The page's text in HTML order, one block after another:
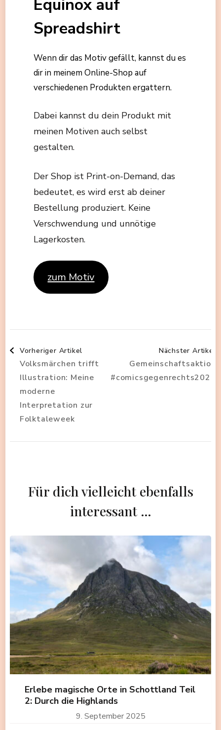
Equinox auf
Spreadshirt
Wenn dir das Motiv gefällt, kannst du es
dir in meinem Online-Shop auf
verschiedenen Produkten ergattern.
Dabei kannst du dein Produkt mit
meinen Motiven auch selbst
gestalten.
Der Shop ist Print-on-Demand, das
bedeutet, es wird erst ab deiner
Bestellung produziert. Keine
Verschwendung und unnötige
Lagerkosten.
zum Motiv
Beitragsnavigation
Vorheriger Artikel
Volksmärchen trifft
Illustration: Meine
moderne
Interpretation zur
Folktaleweek
Nächster Artikel
Gemeinschaftsaktion
#comicsgegenrechts2025
Für dich vielleicht ebenfalls
interessant …
Erlebe magische Orte in Schottland Teil
2: Durch die Highlands
9. September 2025